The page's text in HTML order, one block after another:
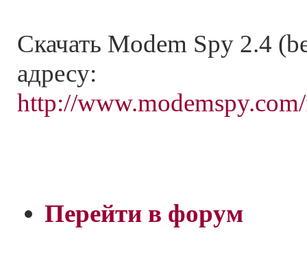
Скачать Modem Spy 2.4
адресу:
http://
Перейти в форум